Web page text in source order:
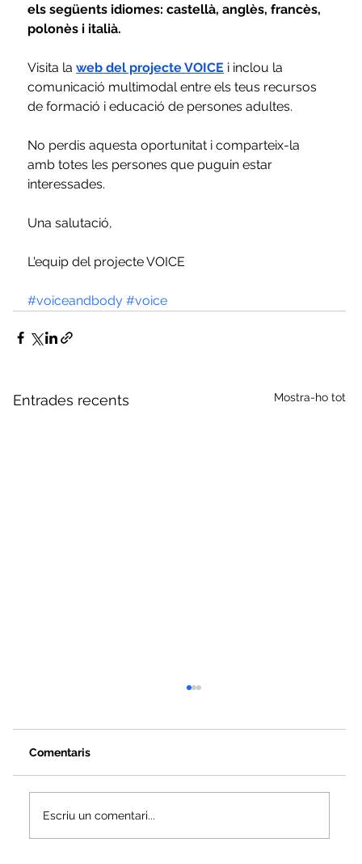
els següents idiomes: castellà, anglès, francès,
polonès i italià.
Visita la web del projecte VOICE i inclou la
comunicació multimodal entre els teus recursos
de formació i educació de persones adultes.
No perdis aquesta oportunitat i comparteix-la
amb totes les persones que puguin estar
interessades.
Una salutació,
L'equip del projecte VOICE
#voiceandbody #voice
Entrades recents Mostra-ho tot
Comentaris
Escriu un comentari...